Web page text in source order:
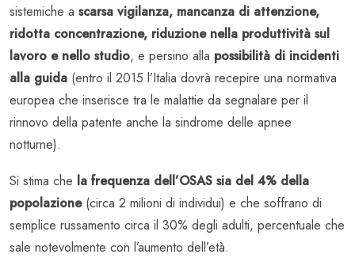
sistemiche a scarsa vigilanza, mancanza di attenzione,
ridotta concentrazione, riduzione nella produttività sul
lavoro e nello studio, e persino alla possibilità di incidenti
alla guida (entro il 2015 l’Italia dovrà recepire una normativa
europea che inserisce tra le malattie da segnalare per il
rinnovo della patente anche la sindrome delle apnee
notturne).
Si stima che la frequenza dell’OSAS sia del 4% della
popolazione(circa 2 milioni di individui) e che soffrano di
semplice russamento circa il 30% degli adulti, percentuale che
sale notevolmente con l’aumento dell’età.